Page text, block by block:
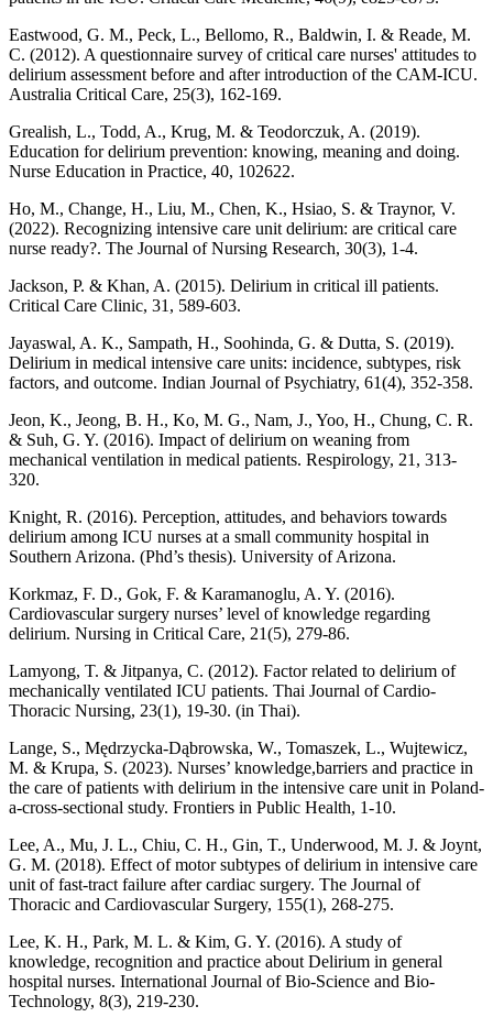
Eastwood, G. M., Peck, L., Bellomo, R., Baldwin, I. & Reade, M.
C. (2012). A questionnaire survey of critical care nurses' attitudes to
delirium assessment before and after introduction of the CAM-ICU.
Australia Critical Care, 25(3), 162-169.
Grealish, L., Todd, A., Krug, M. & Teodorczuk, A. (2019).
Education for delirium prevention: knowing, meaning and doing.
Nurse Education in Practice, 40, 102622.
Ho, M., Change, H., Liu, M., Chen, K., Hsiao, S. & Traynor, V.
(2022). Recognizing intensive care unit delirium: are critical care
nurse ready?. The Journal of Nursing Research, 30(3), 1-4.
Jackson, P. & Khan, A. (2015). Delirium in critical ill patients.
Critical Care Clinic, 31, 589-603.
Jayaswal, A. K., Sampath, H., Soohinda, G. & Dutta, S. (2019).
Delirium in medical intensive care units: incidence, subtypes, risk
factors, and outcome. Indian Journal of Psychiatry, 61(4), 352-358.
Jeon, K., Jeong, B. H., Ko, M. G., Nam, J., Yoo, H., Chung, C. R.
& Suh, G. Y. (2016). Impact of delirium on weaning from
mechanical ventilation in medical patients. Respirology, 21, 313-
320.
Knight, R. (2016). Perception, attitudes, and behaviors towards
delirium among ICU nurses at a small community hospital in
Southern Arizona. (Phd’s thesis). University of Arizona.
Korkmaz, F. D., Gok, F. & Karamanoglu, A. Y. (2016).
Cardiovascular surgery nurses’ level of knowledge regarding
delirium. Nursing in Critical Care, 21(5), 279-86.
Lamyong, T. & Jitpanya, C. (2012). Factor related to delirium of
mechanically ventilated ICU patients. Thai Journal of Cardio-
Thoracic Nursing, 23(1), 19-30. (in Thai).
Lange, S., Mędrzycka-Dąbrowska, W., Tomaszek, L., Wujtewicz,
M. & Krupa, S. (2023). Nurses’ knowledge,barriers and practice in
the care of patients with delirium in the intensive care unit in Poland-
a-cross-sectional study. Frontiers in Public Health, 1-10.
Lee, A., Mu, J. L., Chiu, C. H., Gin, T., Underwood, M. J. & Joynt,
G. M. (2018). Effect of motor subtypes of delirium in intensive care
unit of fast-tract failure after cardiac surgery. The Journal of
Thoracic and Cardiovascular Surgery, 155(1), 268-275.
Lee, K. H., Park, M. L. & Kim, G. Y. (2016). A study of
knowledge, recognition and practice about Delirium in general
hospital nurses. International Journal of Bio-Science and Bio-
Technology, 8(3), 219-230.